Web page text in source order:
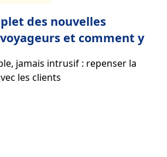
des nouvelles
et comment y
jamais intrusif : repenser la
les clients